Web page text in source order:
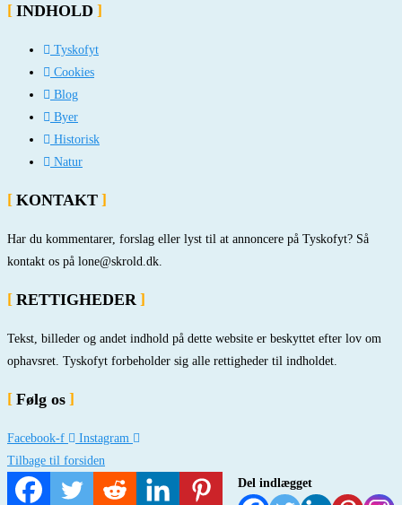
INDHOLD
Tyskofyt
Cookies
Blog
Byer
Historisk
Natur
KONTAKT
Har du kommentarer, forslag eller lyst til at annoncere på Tyskofyt? Så
kontakt os på lone@skrold.dk.
RETTIGHEDER
Tekst, billeder og andet indhold på dette website er beskyttet efter lov om
ophavsret. Tyskofyt forbeholder sig alle rettigheder til indholdet.
Følg os
Facebook-f
Instagram
Tilbage til forsiden
Del indlægget